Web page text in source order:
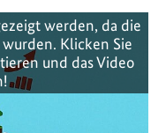
werden, da die
Klicken Sie
und das Video